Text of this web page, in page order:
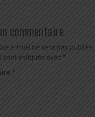
commentaire
e-mail ne sera pas publiée.
sont indiqués avec*
*